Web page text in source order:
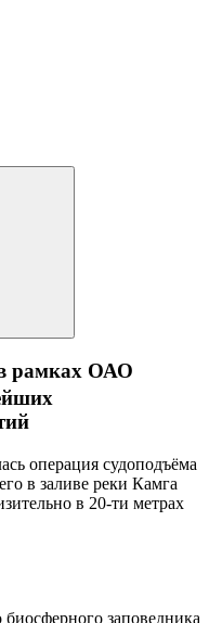
рамках ОАО
операция судоподъёма
в заливе реки Камга
в 20-ти метрах
заповедника